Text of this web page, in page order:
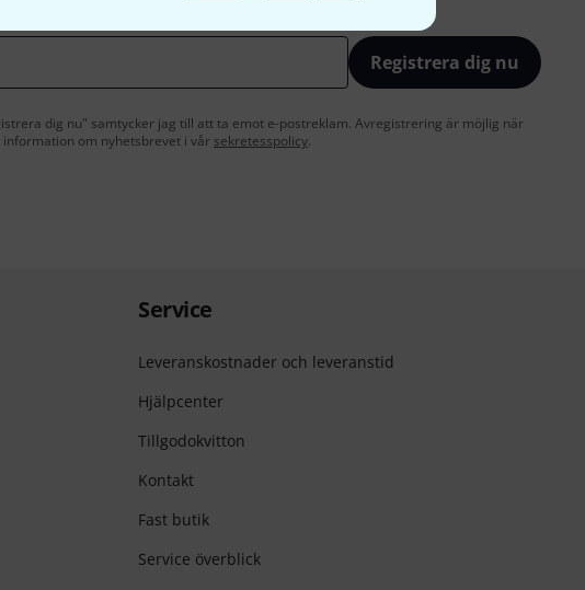
Registrera dig nu
dig nu" samtycker jag till att ta emot e-postreklam. Avregistrering är möjlig när
om nyhetsbrevet i vår sekretesspolicy.
Service
Leveranskostnader och leveranstid
Hjälpcenter
Tillgodokvitton
Kontakt
Fast butik
Service överblick